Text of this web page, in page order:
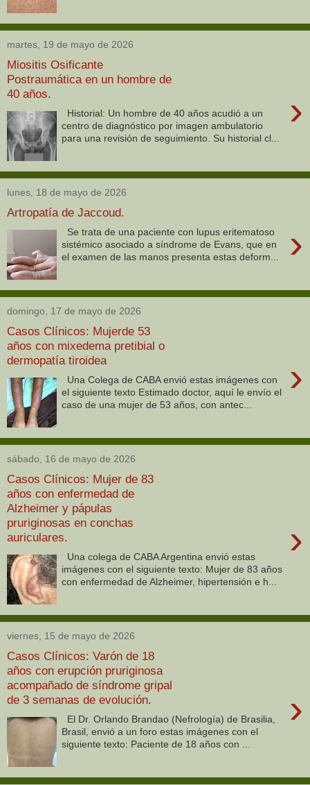
martes, 19 de mayo de 2026
Miositis Osificante
Postraumática en un hombre de
40 años.
›
Historial: Un hombre de 40 años acudió a un
centro de diagnóstico por imagen ambulatorio
para una revisión de seguimiento. Su historial cl...
lunes, 18 de mayo de 2026
Artropatía de Jaccoud.
›
Se trata de una paciente con lupus eritematoso
sistémico asociado a síndrome de Evans, que en
el examen de las manos presenta estas deform...
domingo, 17 de mayo de 2026
Casos Clínicos: Mujerde 53
años con mixedema pretibial o
dermopatía tiroidea
›
Una Colega de CABA envió estas imágenes con
el siguiente texto Estimado doctor, aquí le envío el
caso de una mujer de 53 años, con antec...
sábado, 16 de mayo de 2026
Casos Clínicos: Mujer de 83
años con enfermedad de
Alzheimer y pápulas
pruriginosas en conchas
auriculares.
›
Una colega de CABA Argentina envió estas
imágenes con el siguiente texto: Mujer de 83 años
con enfermedad de Alzheimer, hipertensión e h...
viernes, 15 de mayo de 2026
Casos Clínicos: Varón de 18
años con erupción pruriginosa
acompañado de síndrome gripal
de 3 semanas de evolución.
›
El Dr. Orlando Brandao (Nefrología) de Brasilia,
Brasil, envió a un foro estas imágenes con el
siguiente texto: Paciente de 18 años con ...